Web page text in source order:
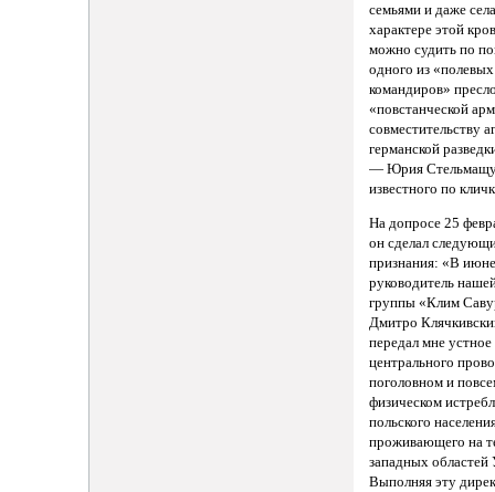
семьями и даже
характере этой
можно судить по
одного из «полевых
командиров»
«повстанческой
совместительству
германской
— Юрия
известного по
На допросе 25
он сделал
признания: «В
руководитель
группы «Клим
Дмитро
передал мне устное
центрального
поголовном и
физическом
польского
проживающего на
западных областей
Выполняя эту